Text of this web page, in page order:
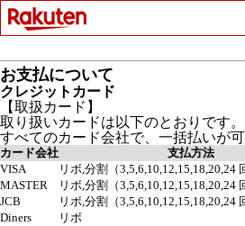
お支払について
クレジットカード
【取扱カード】
取り扱いカードは以下のとおりです。
すべてのカード会社で、一括払いが
カード会社
支払方法
VISA
リボ,分割（3,5,6,10,12,15,18,20,24
MASTER
リボ,分割（3,5,6,10,12,15,18,20,24
JCB
リボ,分割（3,5,6,10,12,15,18,20,24
Diners
リボ